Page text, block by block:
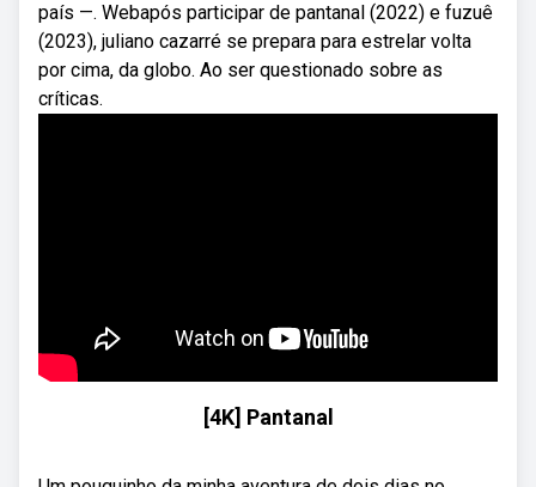
país —. Webapós participar de pantanal (2022) e fuzuê
(2023), juliano cazarré se prepara para estrelar volta
por cima, da globo. Ao ser questionado sobre as
críticas.
[4K] Pantanal